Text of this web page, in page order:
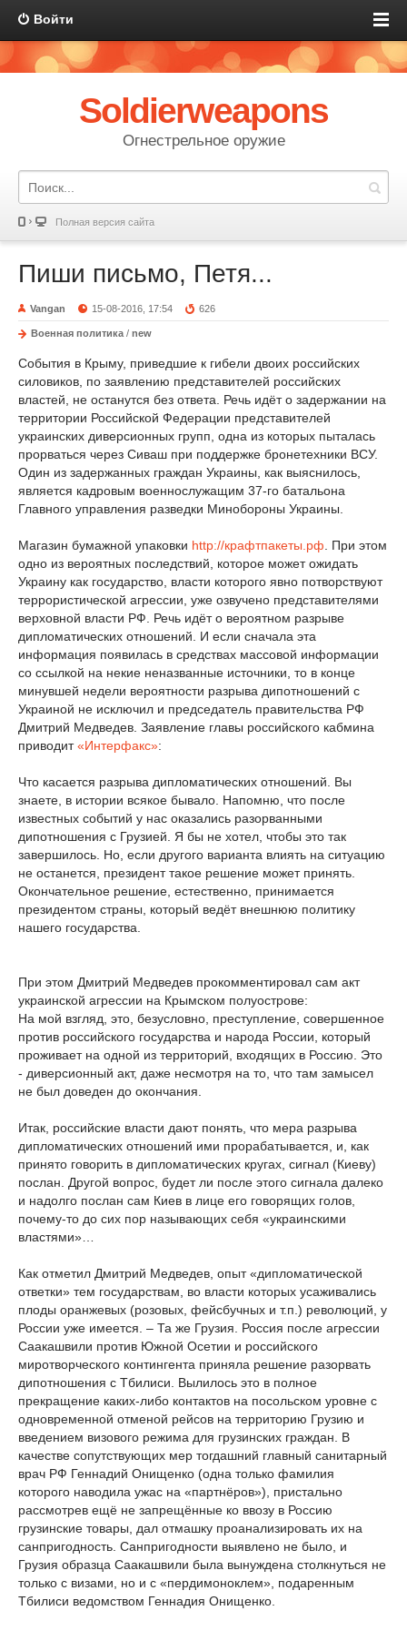
Войти
Soldierweapons
Огнестрельное оружие
Полная версия сайта
Пиши письмо, Петя...
Vangan 15-08-2016, 17:54 626
Военная политика / new
События в Крыму, приведшие к гибели двоих российских
силовиков, по заявлению представителей российских
властей, не останутся без ответа. Речь идёт о задержании на
территории Российской Федерации представителей
украинских диверсионных групп, одна из которых пыталась
прорваться через Сиваш при поддержке бронетехники ВСУ.
Один из задержанных граждан Украины, как выяснилось,
является кадровым военнослужащим 37-го батальона
Главного управления разведки Минобороны Украины.
Магазин бумажной упаковки http://крафтпакеты.рф . При этом
одно из вероятных последствий, которое может ожидать
Украину как государство, власти которого явно потворствуют
террористической агрессии, уже озвучено представителями
верховной власти РФ. Речь идёт о вероятном разрыве
дипломатических отношений. И если сначала эта
информация появилась в средствах массовой информации
со ссылкой на некие неназванные источники, то в конце
минувшей недели вероятности разрыва дипотношений с
Украиной не исключил и председатель правительства РФ
Дмитрий Медведев. Заявление главы российского кабмина
приводит«Интерфакс»:
Что касается разрыва дипломатических отношений. Вы
знаете, в истории всякое бывало. Напомню, что после
известных событий у нас оказались разорванными
дипотношения с Грузией. Я бы не хотел, чтобы это так
завершилось. Но, если другого варианта влиять на ситуацию
не останется, президент такое решение может принять.
Окончательное решение, естественно, принимается
президентом страны, который ведёт внешнюю политику
нашего государства.
При этом Дмитрий Медведев прокомментировал сам акт
украинской агрессии на Крымском полуострове:
На мой взгляд, это, безусловно, преступление, совершенное
против российского государства и народа России, который
проживает на одной из территорий, входящих в Россию. Это
- диверсионный акт, даже несмотря на то, что там замысел
не был доведен до окончания.
Итак, российские власти дают понять, что мера разрыва
дипломатических отношений ими прорабатывается, и, как
принято говорить в дипломатических кругах, сигнал (Киеву)
послан. Другой вопрос, будет ли после этого сигнала далеко
и надолго послан сам Киев в лице его говорящих голов,
почему-то до сих пор называющих себя «украинскими
властями»…
Как отметил Дмитрий Медведев, опыт «дипломатической
ответки» тем государствам, во власти которых усаживались
плоды оранжевых (розовых, фейсбучных и т.п.) революций, у
России уже имеется. – Та же Грузия. Россия после агрессии
Саакашвили против Южной Осетии и российского
миротворческого контингента приняла решение разорвать
дипотношения с Тбилиси. Вылилось это в полное
прекращение каких-либо контактов на посольском уровне с
одновременной отменой рейсов на территорию Грузию и
введением визового режима для грузинских граждан. В
качестве сопутствующих мер тогдашний главный санитарный
врач РФ Геннадий Онищенко (одна только фамилия
которого наводила ужас на «партнёров»), пристально
рассмотрев ещё не запрещённые ко ввозу в Россию
грузинские товары, дал отмашку проанализировать их на
санпригодность. Санпригодности выявлено не было, и
Грузия образца Саакашвили была вынуждена столкнуться не
только с визами, но и с «пердимоноклем», подаренным
Тбилиси ведомством Геннадия Онищенко.